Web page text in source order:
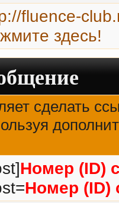
fluence-
здесь!
сделать
Номер (ID)
Номер (ID)